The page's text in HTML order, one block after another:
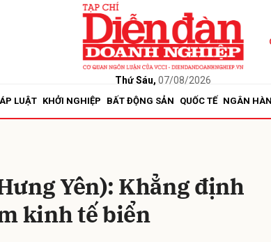
Thứ Sáu, 07/08/2026
LUẬT KHỞI NGHIỆP BẤT ĐỘNG SẢN QUỐC TẾ NGÂN
Yên): Khẳng định
kinh tế biển